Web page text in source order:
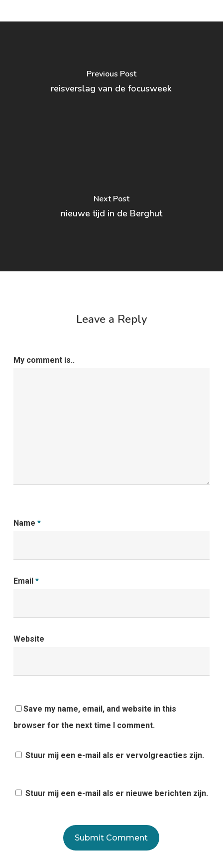
Previous Post
reisverslag van de focusweek
Next Post
nieuwe tijd in de Berghut
Leave a Reply
My comment is..
Name *
Email *
Website
Save my name, email, and website in this
browser for the next time I comment.
Stuur mij een e-mail als er vervolgreacties zijn.
Stuur mij een e-mail als er nieuwe berichten zijn.